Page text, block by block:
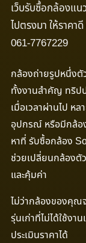
เว็บรับซื้อกล้องแน
ไปตรงมา ให้ราค
061-7767229
กล้องถ่ายรูปหนึ่งตั
ทั้งงานสำคัญ ทริป
เมื่อเวลาผ่านไป ห
อุปกรณ์ หรือมีกล้อ
หาที่ รับซื้อกล้อง
ช่วยเปลี่ยนกล้องตัว
และคุ้มค่า
ไม่ว่ากล้องของคุณ
รุ่นเก่าที่ไม่ได้ใช้งา
ประเมินราคาได้